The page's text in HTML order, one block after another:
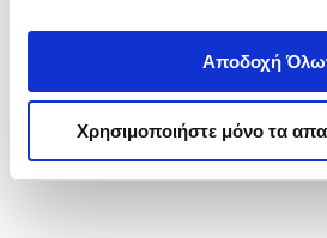
Αποδοχή
Χρησιμοποιήστε μόνο τα